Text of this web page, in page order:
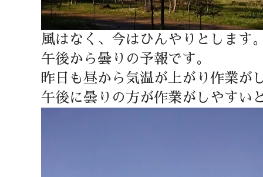
風はなく、今はひんやりとします
午後から曇りの予報です。
昨日も昼から気温が上がり作業が
午後に曇りの方が作業がしやすい